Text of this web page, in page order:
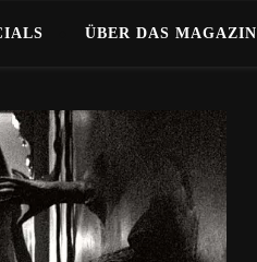
ÜBER DAS MAGAZIN